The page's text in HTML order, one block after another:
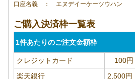
口座名義 ： エヌデイーケーツウハン
ご購入決済枠一覧表
1件あたりのご注文金額枠
クレジットカード
100円
楽天銀行
2,500